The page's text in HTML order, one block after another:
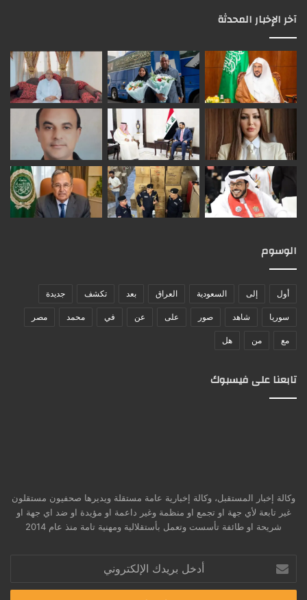
آخر الإخبار المحدثة
الوسوم
أول إلى السعودية العراق بعد تكشف جديدة
سوريا شاهد صور على عن في محمد مصر
مع من هل
تابعنا على فيسبوك
وكالة إخبار المستقبل، وكالة إخبارية عامة مستقلة ويديرها صحفيون مستقلون
غير تابعة لأي جهة او تجمع او منظمة وغير داعمة او مؤيدة او ضد اي جهة او
شريحة او طائفة تأسست وتعمل بأستقلالية ومهنية تامة منذ عام 2014
بريدك
الإلكتروني